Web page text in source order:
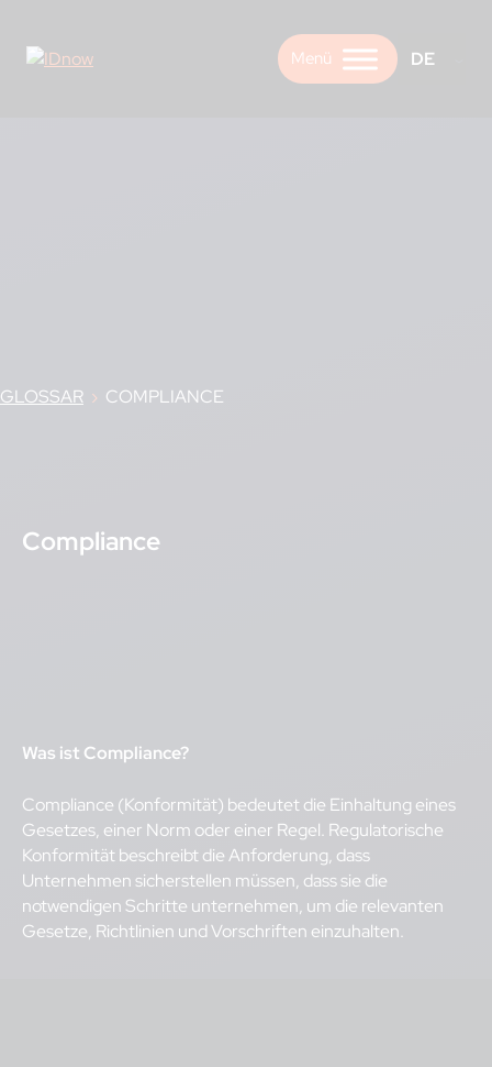
content
DE
GLOSSAR › COMPLIANCE
Compliance
Was ist Compliance?
Compliance (Konformität) bedeutet die Einhaltung eines
Gesetzes, einer Norm oder einer Regel. Regulatorische
Konformität beschreibt die Anforderung, dass
Unternehmen sicherstellen müssen, dass sie die
notwendigen Schritte unternehmen, um die relevanten
Gesetze, Richtlinien und Vorschriften einzuhalten.